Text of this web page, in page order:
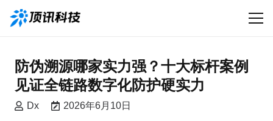
防伪溯源哪家实力强？十大标杆案例
见证全链路数字化防护硬实力
Dx 2026年6月10日